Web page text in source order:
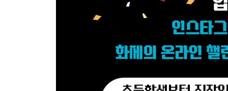
8. When will you ~? 언제 ~할 거야?
9. When can I ~? 내가 언제 ~하면 돼?, 내가 언제
11. Where is ~? ~은 어디에 있어?
12. Who is ~? ~은 누구야?
14. Why is ~? 왜 ~한 거야?